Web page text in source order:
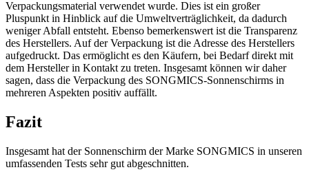
Verpackungsmaterial verwendet wurde. Dies ist ein großer
Pluspunkt in Hinblick auf die Umweltverträglichkeit, da dadurch
weniger Abfall entsteht. Ebenso bemerkenswert ist die Transparenz
des Herstellers. Auf der Verpackung ist die Adresse des Herstellers
aufgedruckt. Das ermöglicht es den Käufern, bei Bedarf direkt mit
dem Hersteller in Kontakt zu treten. Insgesamt können wir daher
sagen, dass die Verpackung des SONGMICS-Sonnenschirms in
mehreren Aspekten positiv auffällt.
Fazit
Insgesamt hat der Sonnenschirm der Marke SONGMICS in unseren
umfassenden Tests sehr gut abgeschnitten.